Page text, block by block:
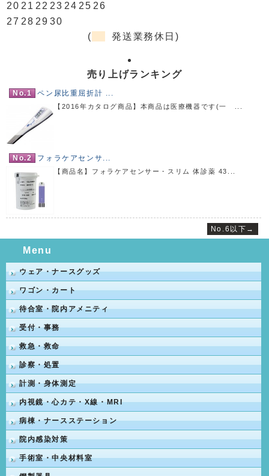
20 21 22 23 24 25 26
27 28 29 30
(
発送業務休日)
売り上げランキング
No.1 ペン尿比重屈折計 ...
【2016年カタログ商品】本商品は医療機器です(一 ...
No.2 フォラケアセンサ...
【商品名】フォラケアセンサー・スリム 体診薬 43...
No.6以下→
Menu
ウェア・ナースグッズ
ワゴン・カート
待合室・院内アメニティ
受付・事務
救急・救命
診察・処置
計測・身体測定
内視鏡・心カテ・X線・MRI
病棟・ナースステーション
院内感染対策
手術室・中央材料室